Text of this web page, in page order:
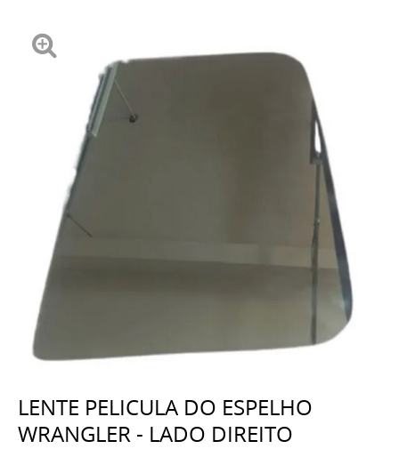
LENTE PELICULA DO ESPELHO
WRANGLER - LADO DIREITO